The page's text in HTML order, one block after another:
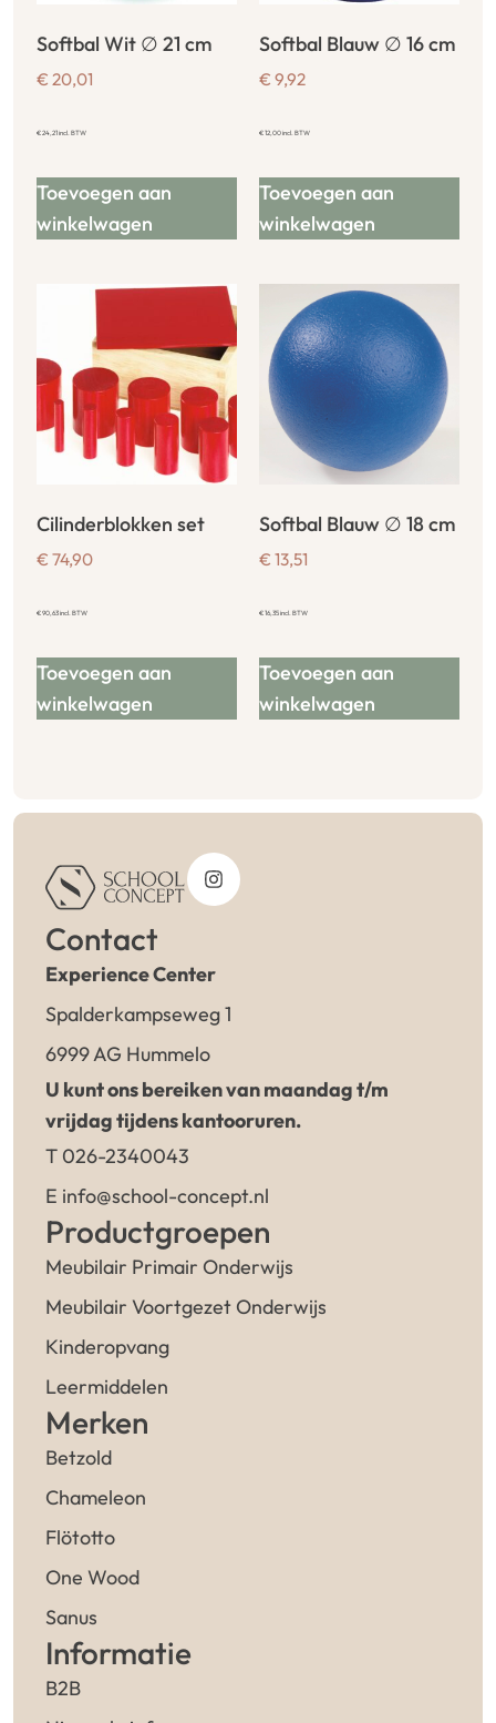
Softbal Wit ∅ 21 cm
€ 20,01
€24,21incl. BTW
Toevoegen aan
winkelwagen
Softbal Blauw ∅ 16 cm
€ 9,92
€12,00incl. BTW
Toevoegen aan
winkelwagen
Cilinderblokken set
€ 74,90
€90,63incl. BTW
Toevoegen aan
winkelwagen
Softbal Blauw ∅ 18 cm
€ 13,51
€16,35incl. BTW
Toevoegen aan
winkelwagen
Contact
Experience Center
Spalderkampseweg 1
6999 AG Hummelo
U kunt ons bereiken van maandag t/m
vrijdag tijdens kantooruren.
T 026-2340043
E info@school-concept.nl
Productgroepen
Meubilair Primair Onderwijs
Meubilair Voortgezet Onderwijs
Kinderopvang
Leermiddelen
Merken
Betzold
Chameleon
Flötotto
One Wood
Sanus
Informatie
B2B